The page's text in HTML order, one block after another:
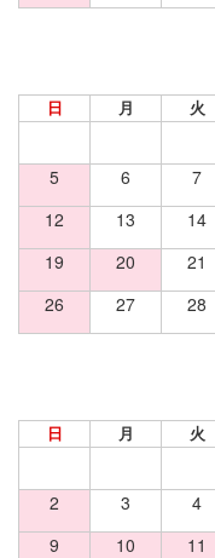
日 月 火
5
6 7
12
13 14
19
20 21
26
27 28
日 月 火
2
3 4
9
10 11